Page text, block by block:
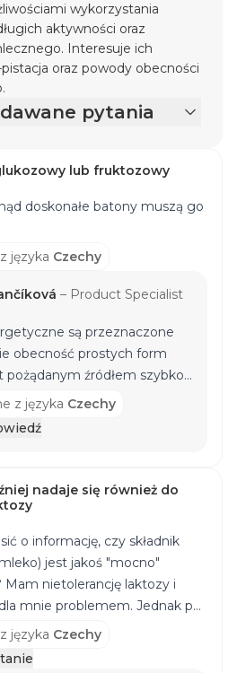
wykorzystania
aktywności oraz
Interesuje ich
oraz powody obecności
pytania
lub fruktozowy
doskonałe batony muszą go
języka Czechy
– Product Specialist
są przeznaczone
obecność prostych form
źródłem szybko
są również pożądane
batonów, a dodatkowo
glukozowego w
Podobnie plotki o
tłuszczu
np. z tłuszczem
się przez internet. Z
Jančíková
z języka Czechy
nadaje się również do
o informację, czy składnik
jest jakoś "mocno"
Mam nietolerancję laktozy i
mnie problemem. Jednak po
wolna od problemów, za
języka Czechy